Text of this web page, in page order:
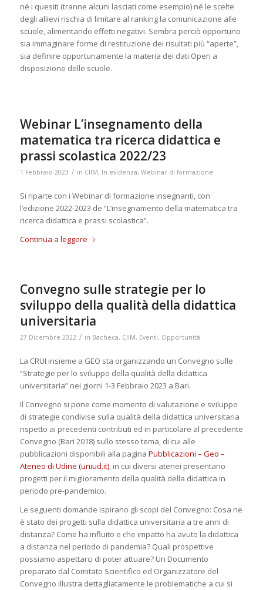
né i quesiti (tranne alcuni lasciati come esempio) né le scelte
degli allievi rischia di limitare al ranking la comunicazione alle
scuole, alimentando effetti negativi. Sembra perciò opportuno
sia immaginare forme di restituzione dei risultati più “aperte”,
sia definire opportunamente la materia dei dati Open a
disposizione delle scuole.
Webinar L’insegnamento della
matematica tra ricerca didattica e
prassi scolastica 2022/23
1 Febbraio 2023 / in CIIM, In evidenza, Webinar di formazione
Si riparte con i Webinar di formazione insegnanti, con
l’edizione 2022-2023 de “L’insegnamento della matematica tra
ricerca didattica e prassi scolastica”.
Continua a leggere
Convegno sulle strategie per lo
sviluppo della qualità della didattica
universitaria
27 Dicembre 2022 / in Bacheca, CIIM, Eventi, Opportunità
La CRUI insieme a GEO sta organizzando un Convegno sulle
“Strategie per lo sviluppo della qualità della didattica
universitaria” nei giorni 1-3 Febbraio 2023 a Bari.
Il Convegno si pone come momento di valutazione e sviluppo
di strategie condivise sulla qualità della didattica universitaria
rispetto ai precedenti contributi ed in particolare al precedente
Convegno (Bari 2018) sullo stesso tema, di cui alle
pubblicazioni disponibili alla pagina Pubblicazioni – Geo –
Ateneo di Udine (uniud.it), in cui diversi atenei presentano
progetti per il miglioramento della qualità della didattica in
periodo pre-pandemico.
Le seguenti domande ispirano gli scopi del Convegno: Cosa ne
è stato dei progetti sulla didattica universitaria a tre anni di
distanza? Come ha influito e che impatto ha avuto la didattica
a distanza nel periodo di pandemia? Quali prospettive
possiamo aspettarci di poter attuare? Un Documento
preparato dal Comitato Scientifico ed Organizzatore del
Convegno illustra dettagliatamente le problematiche a cui si